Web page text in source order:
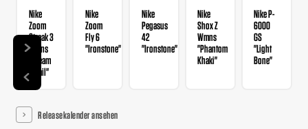
Nike
Zoom
Streak 3
Wmns
"Cream
II Sail"
Nike
Zoom
Fly 6
"Ironstone"
Nike
Pegasus
42
"Ironstone"
Nike
Shox Z
Wmns
"Phantom
Khaki"
Nike P-
6000
GS
"Light
Bone"
Releasekalender ansehen